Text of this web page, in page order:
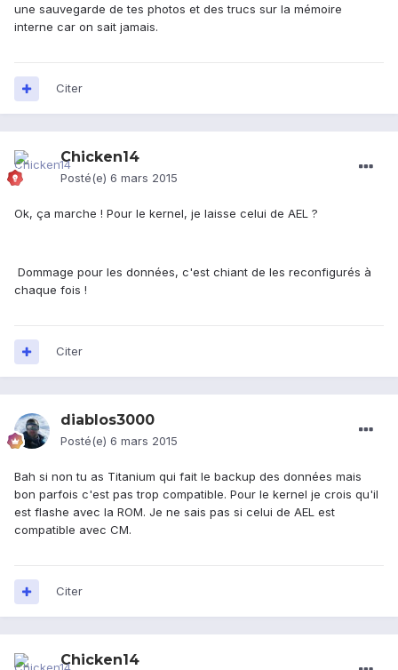
une sauvegarde de tes photos et des trucs sur la mémoire
interne car on sait jamais.
Citer
Chicken14
Posté(e) 6 mars 2015
Ok, ça marche ! Pour le kernel, je laisse celui de AEL ?
Dommage pour les données, c'est chiant de les reconfigurés à
chaque fois !
Citer
diablos3000
Posté(e) 6 mars 2015
Bah si non tu as Titanium qui fait le backup des données mais
bon parfois c'est pas trop compatible. Pour le kernel je crois qu'il
est flashe avec la ROM. Je ne sais pas si celui de AEL est
compatible avec CM.
Citer
Chicken14